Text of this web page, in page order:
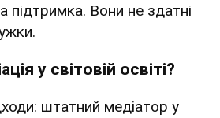
підтримка. Вони не здатні
у світовій освіті?
штатний медіатор у